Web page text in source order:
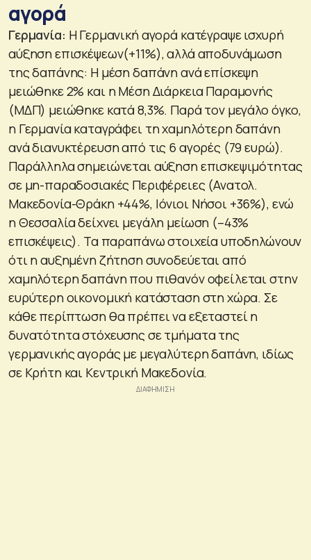
αγορά
Γερμανία: Η Γερμανική αγορά κατέγραψε ισχυρή
αύξηση επισκέψεων(+11%), αλλά αποδυνάμωση
της δαπάνης: Η μέση δαπάνη ανά επίσκεψη
μειώθηκε 2% και η Μέση Διάρκεια Παραμονής
(ΜΔΠ) μειώθηκε κατά 8,3%. Παρά τον μεγάλο όγκο,
η Γερμανία καταγράφει τη χαμηλότερη δαπάνη
ανά διανυκτέρευση από τις 6 αγορές (79 ευρώ).
Παράλληλα σημειώνεται αύξηση επισκεψιμότητας
σε μη-παραδοσιακές Περιφέρειες (Ανατολ.
Μακεδονία-Θράκη +44%, Ιόνιοι Νήσοι +36%), ενώ
η Θεσσαλία δείχνει μεγάλη μείωση (–43%
επισκέψεις). Τα παραπάνω στοιχεία υποδηλώνουν
ότι η αυξημένη ζήτηση συνοδεύεται από
χαμηλότερη δαπάνη που πιθανόν οφείλεται στην
ευρύτερη οικονομική κατάσταση στη χώρα. Σε
κάθε περίπτωση θα πρέπει να εξεταστεί η
δυνατότητα στόχευσης σε τμήματα της
γερμανικής αγοράς με μεγαλύτερη δαπάνη, ιδίως
σε Κρήτη και Κεντρική Μακεδονία.